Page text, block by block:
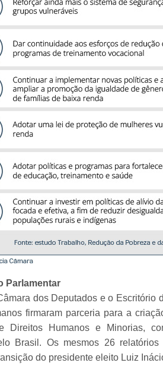
Parlamentar
dos Deputados e o
firmaram parceria para a
Direitos Humanos e Minorias,
Brasil. Os mesmos 26
do presidente eleito Luiz